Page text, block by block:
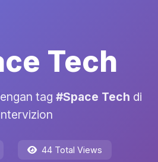
Tech
tag #Space Tech di
44 Total Views